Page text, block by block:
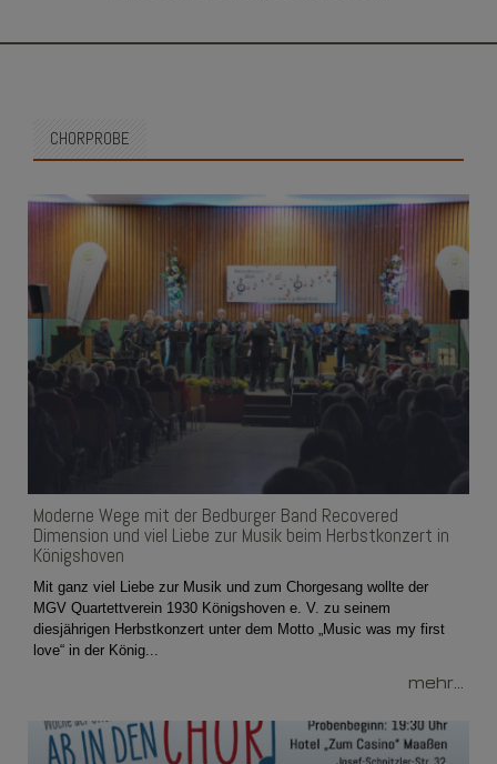
CHORPROBE
Moderne Wege mit der Bedburger Band Recovered
Dimension und viel Liebe zur Musik beim Herbstkonzert in
Königshoven
Mit ganz viel Liebe zur Musik und zum Chorgesang wollte der
MGV Quartettverein 1930 Königshoven e. V. zu seinem
diesjährigen Herbstkonzert unter dem Motto „Music was my first
love“ in der König...
mehr...